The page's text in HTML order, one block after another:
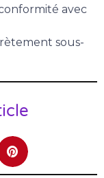
avec
sous-